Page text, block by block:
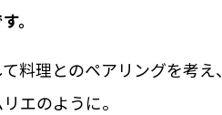
。
料理とのペアリングを考え、
エのように。